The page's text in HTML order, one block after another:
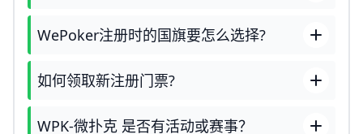
WePoker注册时的国旗要怎么选择?
如何领取新注册门票?
WPK-微扑克 是否有活动或赛事？